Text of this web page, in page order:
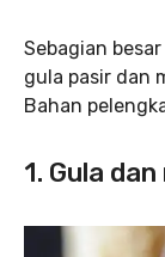
Sebagian
gula pasir dan
Bahan
1. Gula